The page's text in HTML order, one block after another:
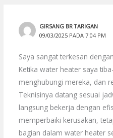
GIRSANG BR TARIGAN
09/03/2025 PADA 7:04 PM
Saya sangat terkesan
Ketika water heater saya
menghubungi mereka, dan
Teknisinya datang sesuai
langsung bekerja dengan
memperbaiki kerusakan,
bagian dalam water heater